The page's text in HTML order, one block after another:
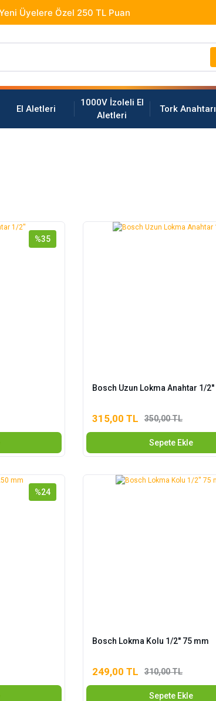
El Aletleri
1000V İzoleli El
Aletleri
Tork Anahtarı
%35
Bosch Uzun Lokma Anahtar 1/2''
315,00 TL 350,00 TL
Sepete Ekle
%24
Bosch Lokma Kolu 1/2'' 75 mm
249,00 TL 310,00 TL
Sepete Ekle